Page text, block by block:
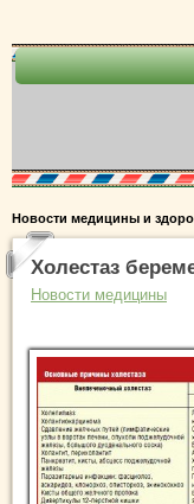
Новости медицины и
Холестаз
Новости медицины